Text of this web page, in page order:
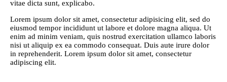
vitae dicta sunt, explicabo.
Lorem ipsum dolor sit amet, consectetur adipisicing elit, sed do
eiusmod tempor incididunt ut labore et dolore magna aliqua. Ut
enim ad minim veniam, quis nostrud exercitation ullamco laboris
nisi ut aliquip ex ea commodo consequat. Duis aute irure dolor
in reprehenderit. Lorem ipsum dolor sit amet, consectetur
adipiscing elit.